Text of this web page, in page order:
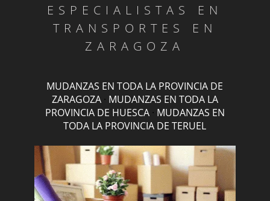
ESPECIALISTAS EN
TRANSPORTES EN
ZARAGOZA
MUDANZAS EN TODA LA PROVINCIA DE
ZARAGOZA· MUDANZAS EN TODA LA
PROVINCIA DE HUESCA· MUDANZAS EN
TODA LA PROVINCIA DE TERUEL